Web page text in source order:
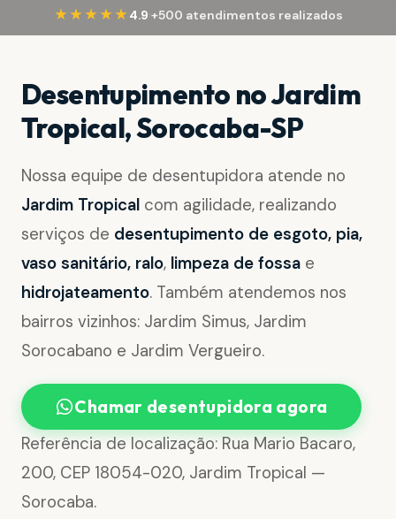
★★★★★ 4.9·+500 atendimentos realizados
Desentupimento no Jardim
Tropical, Sorocaba-SP
Nossa equipe de desentupidora atende no
Jardim Tropical com agilidade, realizando
serviços de desentupimento de esgoto, pia,
vaso sanitário, ralo, limpeza de fossa e
hidrojateamento. Também atendemos nos
bairros vizinhos: Jardim Simus, Jardim
Sorocabano e Jardim Vergueiro.
Chamar desentupidora agora
Referência de localização: Rua Mario Bacaro,
200, CEP 18054-020, Jardim Tropical —
Sorocaba.